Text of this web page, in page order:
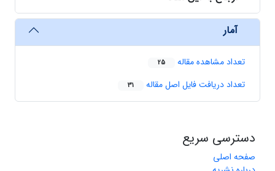
آمار
تعداد مشاهده مقاله 25
تعداد دریافت فایل اصل مقاله 31
دسترسی سریع
صفحه اصلی